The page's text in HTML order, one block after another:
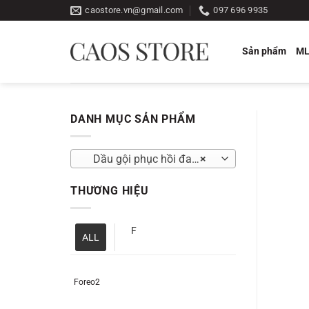
qua
caostore.vn@gmail.com 097 696 9935
Sản phẩm
DANH MỤC SẢN PHẨM
×
Dầu gội phục hồi đa tầng Nấm Truffle Weilaiya
THƯƠNG HIỆU
ALL
F
Foreo2